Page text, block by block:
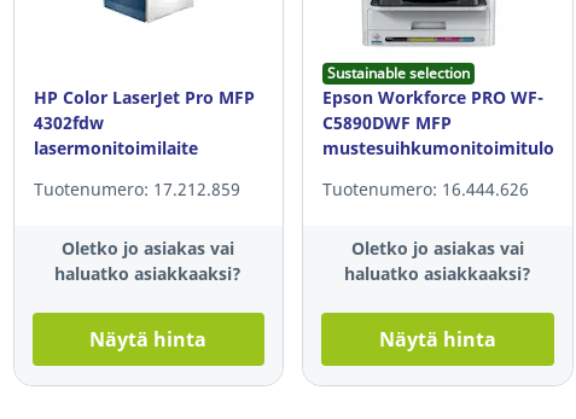
HP Color LaserJet Pro MFP
4302fdw
lasermonitoimilaite
Tuotenumero: 17.212.859
Oletko jo asiakas vai
haluatko asiakkaaksi?
Näytä hinta
Sustainable selection
Epson Workforce PRO WF-
C5890DWF MFP
mustesuihkumonitoimitulostin
Tuotenumero: 16.444.626
Oletko jo asiakas vai
haluatko asiakkaaksi?
Näytä hinta